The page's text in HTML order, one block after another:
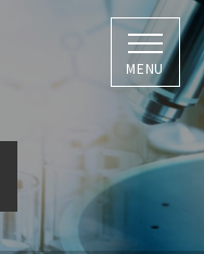
株式会社キャン
MENU